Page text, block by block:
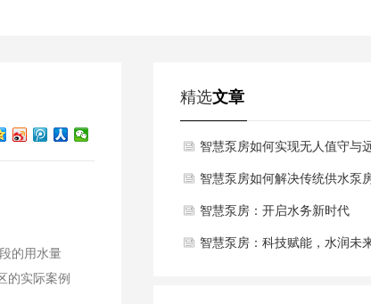
的用水量
的实际案例
精选文章
智慧泵房如何实现无人值守与
程运维？
智慧泵房如何解决传统供水泵
能耗高的问题？
智慧泵房：开启水务新时代
智慧泵房：科技赋能，水润未